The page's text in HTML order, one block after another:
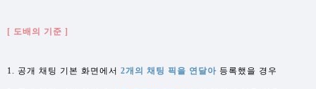
[ 도배의 기준 ]
1. 공개 채팅 기본 화면에서 2개 의 채팅 픽을 연달아 등록했을 경우